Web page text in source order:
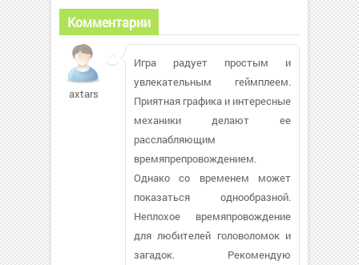
Комментарии
axtars
Игра радует простым и
увлекательным геймплеем.
Приятная графика и интересные
механики делают ее
расслабляющим
времяпрепровождением.
Однако со временем может
показаться однообразной.
Неплохое времяпровождение
для любителей головоломок и
загадок. Рекомендую